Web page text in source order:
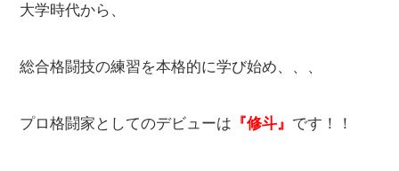
大学時代から、
総合格闘技の練習を本格的に学び始め、、、
プロ格闘家としてのデビューは 『修斗』 です！！